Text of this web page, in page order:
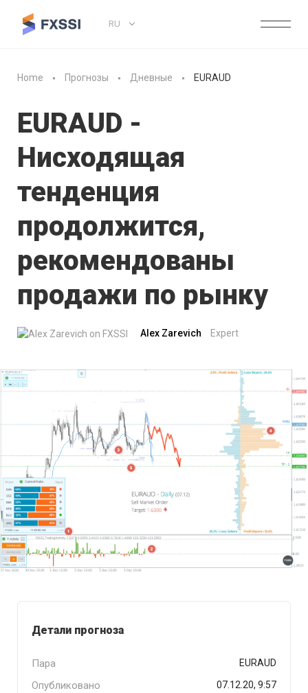
RU
Home Прогнозы Дневные EURAUD
EURAUD -
Нисходящая
тенденция
продолжится,
рекомендованы
продажи по рынку
Alex Zarevich Expert
Детали прогноза
Пара EURAUD
Опубликовано 07.12.20, 9:57